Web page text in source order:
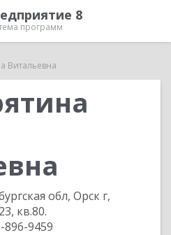
8
программ
Витальевна
обл, Орск г,
кв.80.
896-9459